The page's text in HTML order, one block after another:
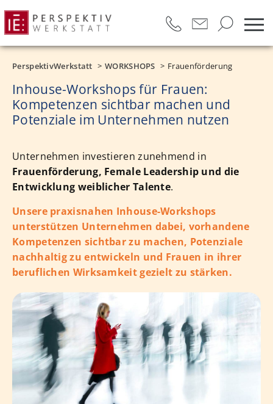
PerspektivWerkstatt WORKSHOPS Frauenförderung
Inhouse-Workshops für Frauen:
Kompetenzen sichtbar machen und
Potenziale im Unternehmen nutzen
Unternehmen investieren zunehmend in
Frauenförderung, Female Leadership und die
Entwicklung weiblicher Talente.
Unsere praxisnahen Inhouse-Workshops
unterstützen Unternehmen dabei, vorhandene
Kompetenzen sichtbar zu machen, Potenziale
nachhaltig zu entwickeln und Frauen in ihrer
beruflichen Wirksamkeit gezielt zu stärken.